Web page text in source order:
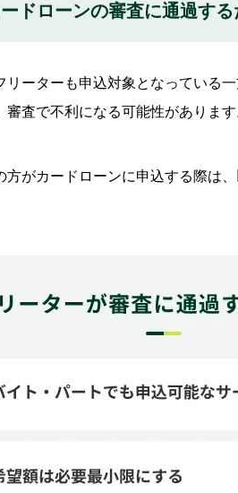
度
籍確認はありますか？
ドローンの審査に通過する
リーターも申込対象となっている
査で不利になる可能性があります
方がカードローンに申込する際は